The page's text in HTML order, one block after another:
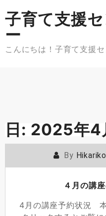
to
content
子育て支援
ー
こんにちは！子育て支援
日: 2025年4
By
４月の講
4月の講座予約状況